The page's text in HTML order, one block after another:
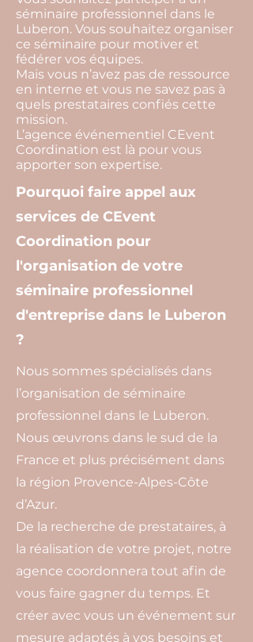
séminaire professionnel dans le
Luberon. Vous souhaitez organiser
ce séminaire pour motiver et
fédérer vos équipes.
Mais vous n’avez pas de ressource
en interne et vous ne savez pas à
quels prestataires confiés cette
mission.
L’agence événementiel CEvent
Coordination est là pour vous
apporter son expertise.
Pourquoi faire appel aux
services de CEvent
Coordination pour
l'organisation de votre
séminaire professionnel
d'entreprise dans le Luberon
?
Nous sommes spécialisés dans
l’organisation de séminaire
professionnel dans le Luberon.
Nous œuvrons dans le sud de la
France et plus précisément dans
la région Provence-Alpes-Côte
d’Azur.
De la recherche de prestataires, à
la réalisation de votre projet, notre
agence coordonnera tout afin de
vous faire gagner du temps. Et
créer avec vous un événement sur
mesure adaptés à vos besoins et